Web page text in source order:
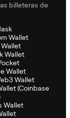
billeteras de
Wallet
Wallet
Wallet
Wallet
(Coinbase
Wallet